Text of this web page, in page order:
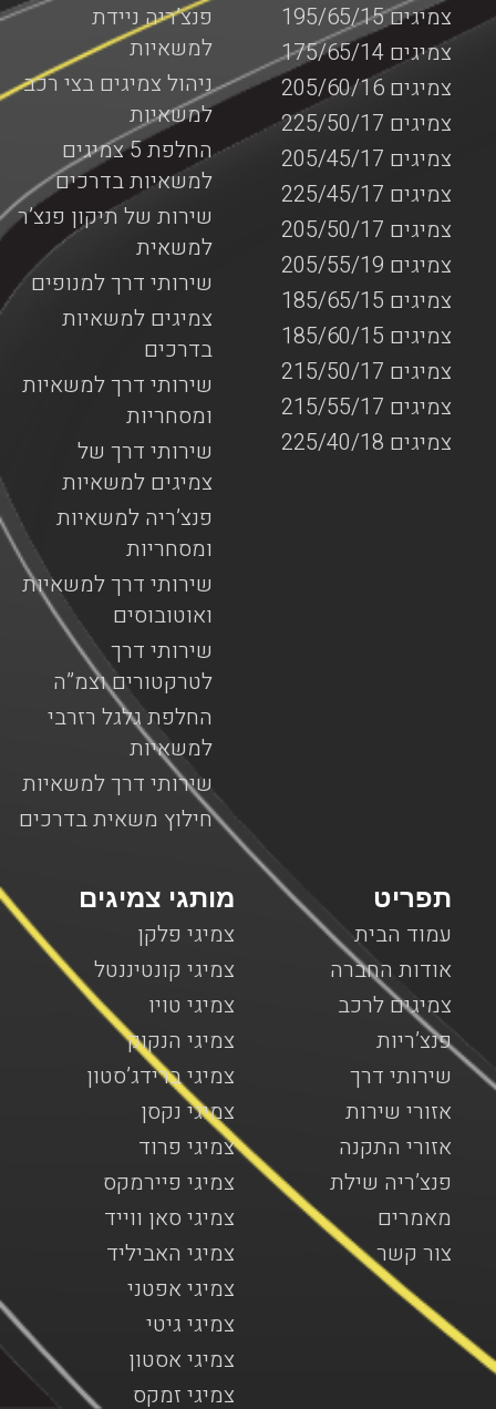
פנצ’ריה ניידת
למשאיות
ניהול צמיגים בצי רכב
למשאיות
החלפת 5 צמיגים
למשאיות בדרכים
שירות של תיקון פנצ’ר
למשאית
שירותי דרך למנופים
צמיגים למשאיות
בדרכים
שירותי דרך למשאיות
ומסחריות
שירותי דרך של
צמיגים למשאיות
פנצ’ריה למשאיות
ומסחריות
שירותי דרך למשאיות
ואוטובוסים
שירותי דרך
לטרקטורים וצמ”ה
החלפת גלגל רזרבי
למשאיות
שירותי דרך למשאיות
חילוץ משאית בדרכים
צמיגים 195/65/15
צמיגים 175/65/14
צמיגים 205/60/16
צמיגים 225/50/17
צמיגים 205/45/17
צמיגים 225/45/17
צמיגים 205/50/17
צמיגים 205/55/19
צמיגים 185/65/15
צמיגים 185/60/15
צמיגים 215/50/17
צמיגים 215/55/17
צמיגים 225/40/18
מותגי צמיגים
צמיגי פלקן
צמיגי קונטיננטל
צמיגי טויו
צמיגי הנקוק
צמיגי ברידג’סטון
צמיגי נקסן
צמיגי פרוד
צמיגי פיירמקס
צמיגי סאן ווייד
צמיגי האביליד
צמיגי אפטני
צמיגי גיטי
צמיגי אסטון
צמיגי זמקס
תפריט
עמוד הבית
אודות החברה
צמיגים לרכב
פנצ’ריות
שירותי דרך
אזורי שירות
אזורי התקנה
פנצ’ריה שילת
מאמרים
צור קשר